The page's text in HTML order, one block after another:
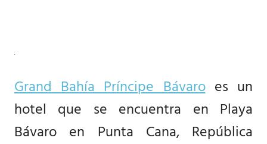
Grand Bahía Príncipe Bávaroes un
hotel que se encuentra en Playa
Bávaro en Punta Cana, República